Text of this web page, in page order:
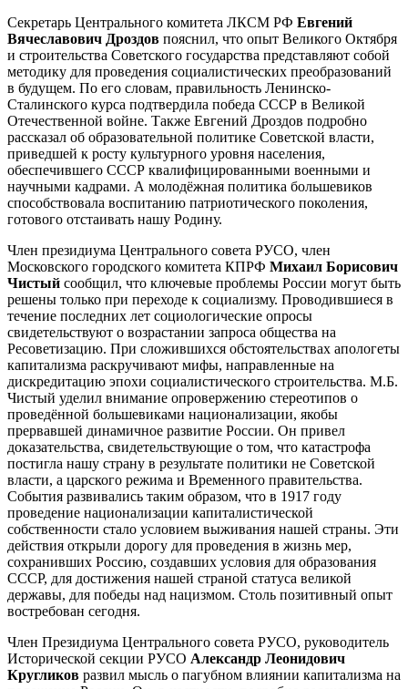
Секретарь Центрального комитета ЛКСМ РФ Евгений
Вячеславович Дроздов пояснил, что опыт Великого Октября
и строительства Советского государства представляют собой
методику для проведения социалистических преобразований
в будущем. По его словам, правильность Ленинско-
Сталинского курса подтвердила победа СССР в Великой
Отечественной войне. Также Евгений Дроздов подробно
рассказал об образовательной политике Советской власти,
приведшей к росту культурного уровня населения,
обеспечившего СССР квалифицированными военными и
научными кадрами. А молодёжная политика большевиков
способствовала воспитанию патриотического поколения,
готового отстаивать нашу Родину.
Член президиума Центрального совета РУСО, член
Московского городского комитета КПРФ Михаил Борисович
Чистый сообщил, что ключевые проблемы России могут быть
решены только при переходе к социализму. Проводившиеся в
течение последних лет социологические опросы
свидетельствуют о возрастании запроса общества на
Ресоветизацию. При сложившихся обстоятельствах апологеты
капитализма раскручивают мифы, направленные на
дискредитацию эпохи социалистического строительства. М.Б.
Чистый уделил внимание опровержению стереотипов о
проведённой большевиками национализации, якобы
прервавшей динамичное развитие России. Он привел
доказательства, свидетельствующие о том, что катастрофа
постигла нашу страну в результате политики не Советской
власти, а царского режима и Временного правительства.
События развивались таким образом, что в 1917 году
проведение национализации капиталистической
собственности стало условием выживания нашей страны. Эти
действия открыли дорогу для проведения в жизнь мер,
сохранивших Россию, создавших условия для образования
СССР, для достижения нашей страной статуса великой
державы, для победы над нацизмом. Столь позитивный опыт
востребован сегодня.
Член Президиума Центрального совета РУСО, руководитель
Исторической секции РУСО Александр Леонидович
Кругликов развил мысль о пагубном влиянии капитализма на